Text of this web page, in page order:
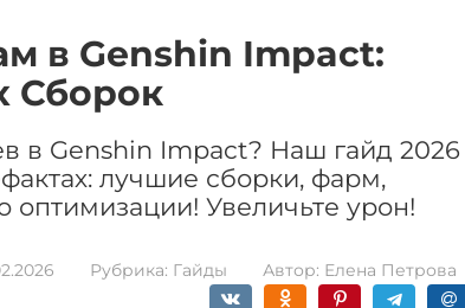
в Genshin Impact:
Сборок
в Genshin Impact? Наш гайд 2026
лучшие сборки, фарм,
оптимизации! Увеличьте урон!
Рубрика: Гайды Автор: Елена Петрова